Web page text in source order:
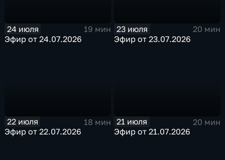
24 июля
19 мин
Эфир от 24.07.2026
23 июля
20 мин
Эфир от 23.07.2026
22 июля
18 мин
Эфир от 22.07.2026
21 июля
20 мин
Эфир от 21.07.2026